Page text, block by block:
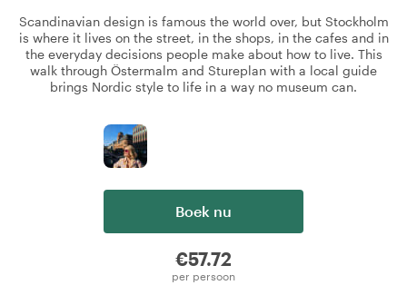
Scandinavian design is famous the world over, but Stockholm
is where it lives on the street, in the shops, in the cafes and in
the everyday decisions people make about how to live. This
walk through Östermalm and Stureplan with a local guide
brings Nordic style to life in a way no museum can.
Boek nu
€57.72
per persoon